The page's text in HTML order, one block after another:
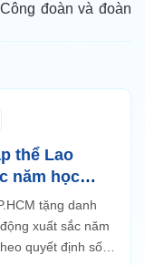
đoàn và đoàn
bộ trong sạch,
lá cờ đầu Q9 (nay
thể dục thể thao,
danh hiệu 3 tốt
thể Lao
năm học
tặng danh
xuất sắc năm
quyết định số